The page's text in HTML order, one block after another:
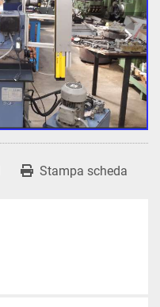
Stampa scheda